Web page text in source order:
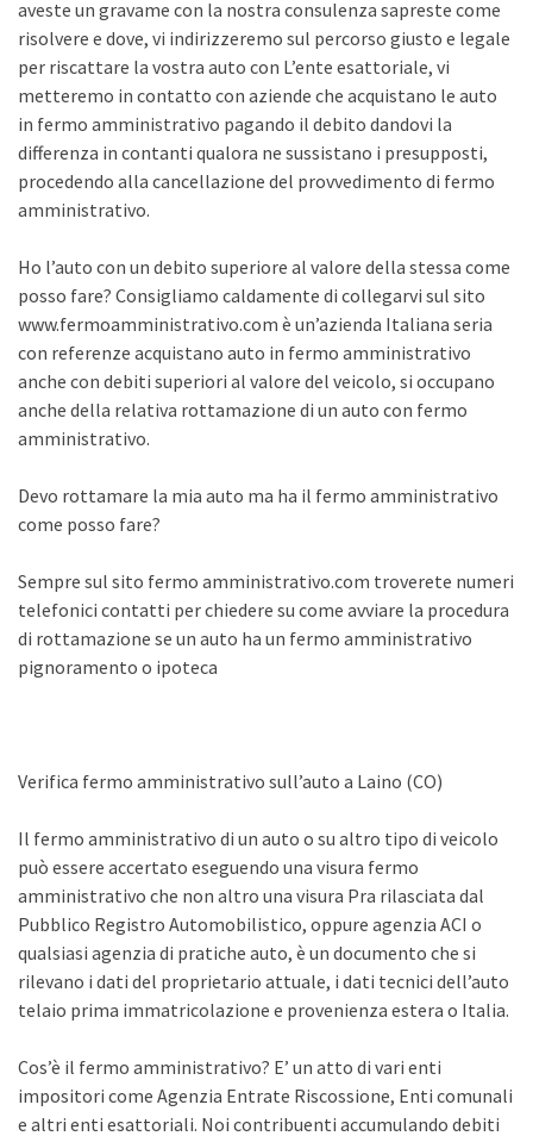
aveste un gravame con la nostra consulenza sapreste come
risolvere e dove, vi indirizzeremo sul percorso giusto e legale
per riscattare la vostra auto con L’ente esattoriale, vi
metteremo in contatto con aziende che acquistano le auto
in fermo amministrativo pagando il debito dandovi la
differenza in contanti qualora ne sussistano i presupposti,
procedendo alla cancellazione del provvedimento di fermo
amministrativo.
Ho l’auto con un debito superiore al valore della stessa come
posso fare? Consigliamo caldamente di collegarvi sul sito
www.fermoamministrativo.com è un’azienda Italiana seria
con referenze acquistano auto in fermo amministrativo
anche con debiti superiori al valore del veicolo, si occupano
anche della relativa rottamazione di un auto con fermo
amministrativo.
Devo rottamare la mia auto ma ha il fermo amministrativo
come posso fare?
Sempre sul sito fermo amministrativo.com troverete numeri
telefonici contatti per chiedere su come avviare la procedura
di rottamazione se un auto ha un fermo amministrativo
pignoramento o ipoteca
Verifica fermo amministrativo sull’auto a Laino (CO)
Il fermo amministrativo di un auto o su altro tipo di veicolo
può essere accertato eseguendo una visura fermo
amministrativo che non altro una visura Pra rilasciata dal
Pubblico Registro Automobilistico, oppure agenzia ACI o
qualsiasi agenzia di pratiche auto, è un documento che si
rilevano i dati del proprietario attuale, i dati tecnici dell’auto
telaio prima immatricolazione e provenienza estera o Italia.
Cos’è il fermo amministrativo? E’ un atto di vari enti
impositori come Agenzia Entrate Riscossione, Enti comunali
e altri enti esattoriali. Noi contribuenti accumulando debiti